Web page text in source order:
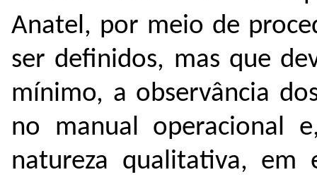
Anatel, por meio de
ser definidos, mas que
mínimo, a observância
no manual operacional
natureza qualitativa, em